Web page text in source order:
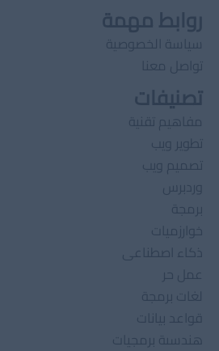
روابط مهمة
سياسة الخصوصية
تواصل معنا
تصنيفات
مفاهيم تقنية
تطوير ويب
تصميم ويب
وردبرس
برمجة
خوارزميات
ذكاء اصطناعى
عمل حر
لغات برمجة
قواعد بيانات
هندسىة برمجيات